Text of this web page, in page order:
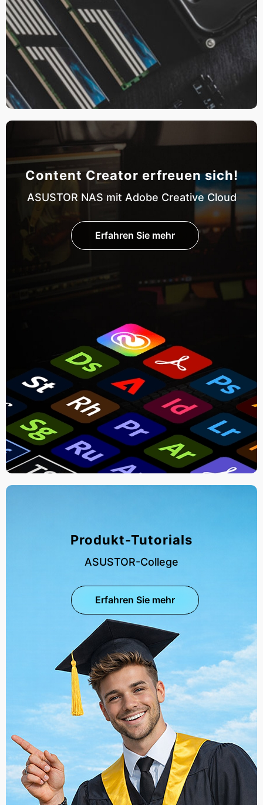
Content Creator erfreuen sich!
ASUSTOR NAS mit Adobe Creative Cloud
Erfahren Sie mehr
Produkt-Tutorials
ASUSTOR-College
Erfahren Sie mehr